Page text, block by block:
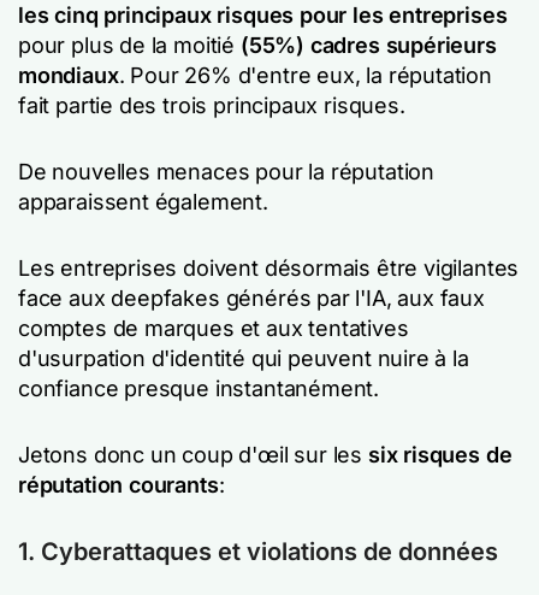
les cinq principaux risques pour les entreprises
pour plus de la moitié (55%) cadres supérieurs
mondiaux. Pour 26% d'entre eux, la réputation
fait partie des trois principaux risques.
De nouvelles menaces pour la réputation
apparaissent également.
Les entreprises doivent désormais être vigilantes
face aux deepfakes générés par l'IA, aux faux
comptes de marques et aux tentatives
d'usurpation d'identité qui peuvent nuire à la
confiance presque instantanément.
Jetons donc un coup d'œil sur les six risques de
réputation courants:
1. Cyberattaques et violations de données